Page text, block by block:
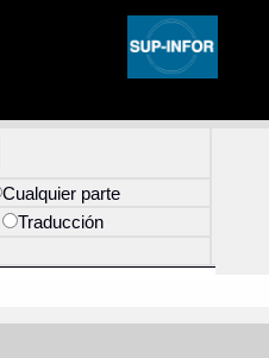
Cualquier parte
Traducción